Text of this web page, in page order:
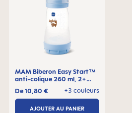
MAM Biberon Easy Start™
anti-colique 260 ml, 2+
+3 couleurs
De10,80 €
AJOUTER AU PANIER